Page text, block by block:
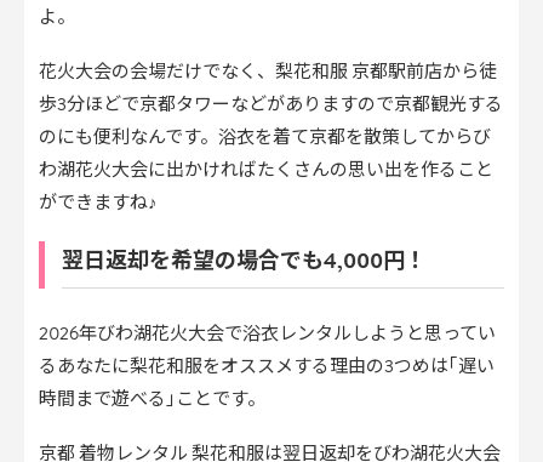
よ。
花火大会の会場だけでなく、梨花和服 京都駅前店から徒
歩3分ほどで京都タワーなどがありますので京都観光する
のにも便利なんです。浴衣を着て京都を散策してからび
わ湖花火大会に出かければたくさんの思い出を作ること
ができますね♪
翌日返却を希望の場合でも4,000円！
2026年びわ湖花火大会で浴衣レンタルしようと思ってい
るあなたに梨花和服をオススメする理由の3つめは｢遅い
時間まで遊べる｣ことです。
京都 着物レンタル 梨花和服は翌日返却をびわ湖花火大会